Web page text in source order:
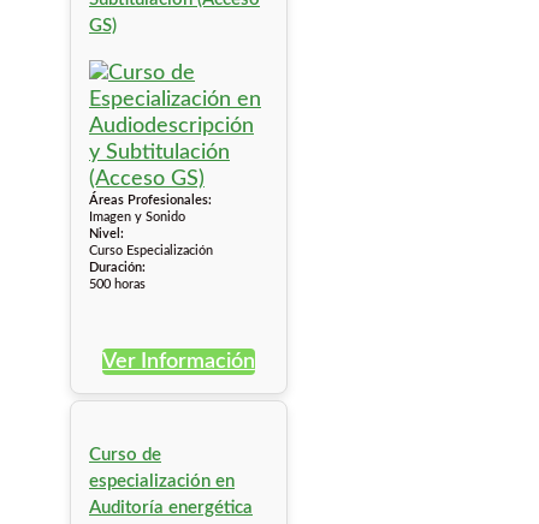
GS)
Áreas Profesionales:
Imagen y Sonido
Nivel:
Curso Especialización
Duración:
500 horas
Ver Información
Curso de
especialización en
Auditoría energética